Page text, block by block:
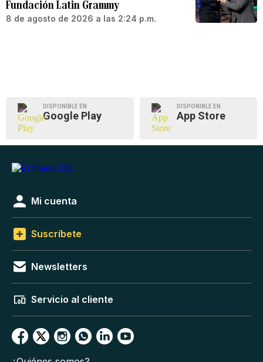
Fundación Latin Grammy
8 de agosto de 2026 a las 2:24 p.m.
DISPONIBLE EN
Google Play
DISPONIBLE EN
App Store
Mi cuenta
Suscríbete
Newsletters
Servicio al cliente